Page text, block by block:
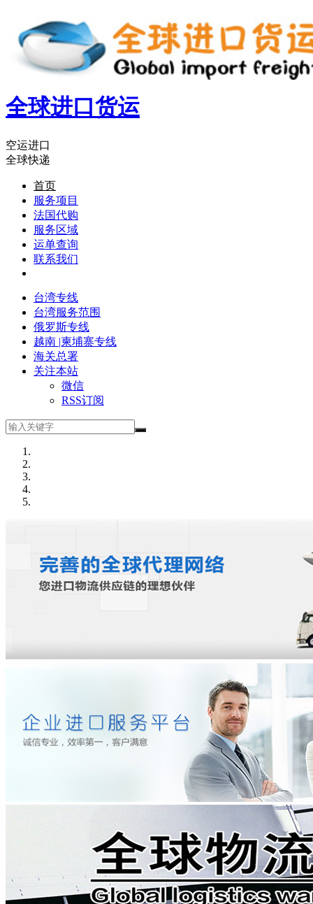
全球进口货运
空运进口
全球快递
首页
服务项目
法国代购
服务区域
运单查询
联系我们
台湾专线
台湾服务范围
俄罗斯专线
越南 |柬埔寨专线
海关总署
关注本站
微信
RSS订阅